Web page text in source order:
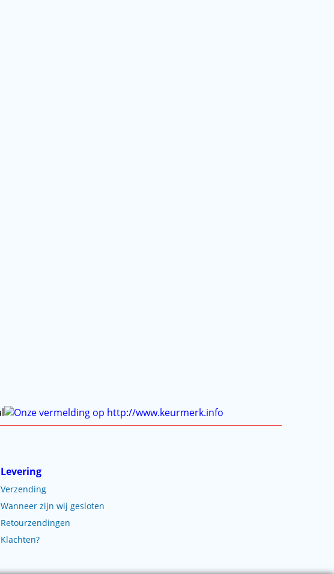
Levering
Verzending
Wanneer zijn wij gesloten
Retourzendingen
Klachten?